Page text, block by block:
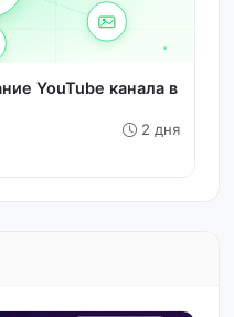
YouTube канала в
2 дня